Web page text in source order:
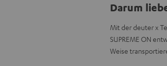
Darum
Mit der deuter x
SUPREME ON
Weise